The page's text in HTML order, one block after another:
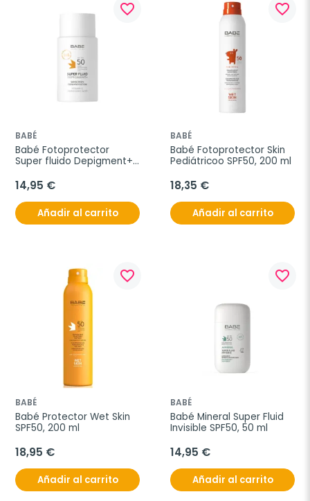
favorite_border
BABÉ
Babé Fotoprotector
Super fluido Depigment+
14,95 €
Añadir al carrito
favorite_border
BABÉ
Babé Fotoprotector Skin
Pediátricoo SPF50, 200 ml
18,35 €
Añadir al carrito
favorite_border
BABÉ
Babé Protector Wet Skin
SPF50, 200 ml
18,95 €
Añadir al carrito
favorite_border
BABÉ
Babé Mineral Super Fluid
Invisible SPF50, 50 ml
14,95 €
Añadir al carrito